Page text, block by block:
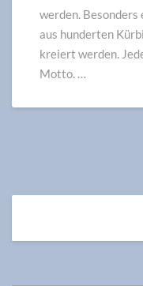
werden. Besonders
aus hunderten
kreiert werden.
Motto. …